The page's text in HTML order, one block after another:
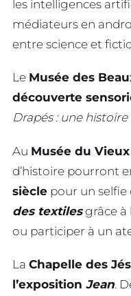
les intelligences
médiateurs en
entre science et
Le Musée des
découverte
Drapés : une histoire
Au Musée du
d’histoire pourront
siècle pour un selfie
des textilesgrâce à
ou participer à un
La Chapelle des
l’exposition Jean.